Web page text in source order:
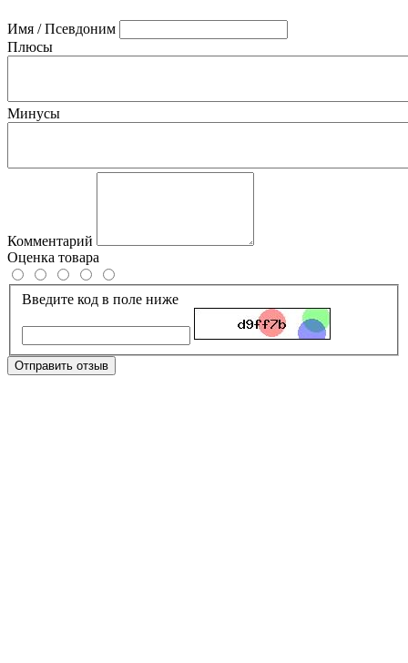
Имя / Псевдоним
Плюсы
Минусы
Комментарий
Оценка товара
Введите код в поле ниже
Отправить отзыв